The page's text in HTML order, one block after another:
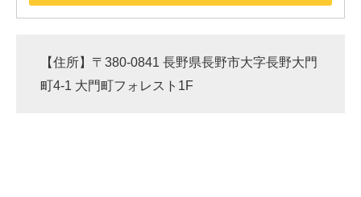
【住所】〒380-0841 長野県長野市大字長野大門
町4-1 大門町フォレスト1F